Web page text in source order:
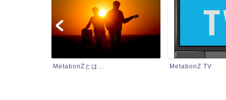
MetabonZ TV お探しの記事はコ